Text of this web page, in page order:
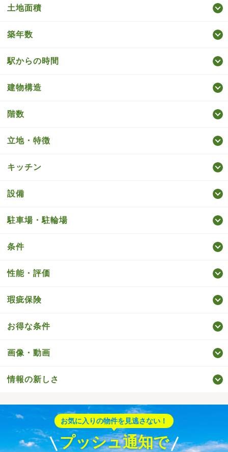
土地面積
築年数
駅からの時間
建物構造
階数
立地・特徴
キッチン
設備
駐車場・駐輪場
条件
性能・評価
瑕疵保険
お得な条件
画像・動画
情報の新しさ
お気に入りの物件を見逃さない！
プッシュ通知で